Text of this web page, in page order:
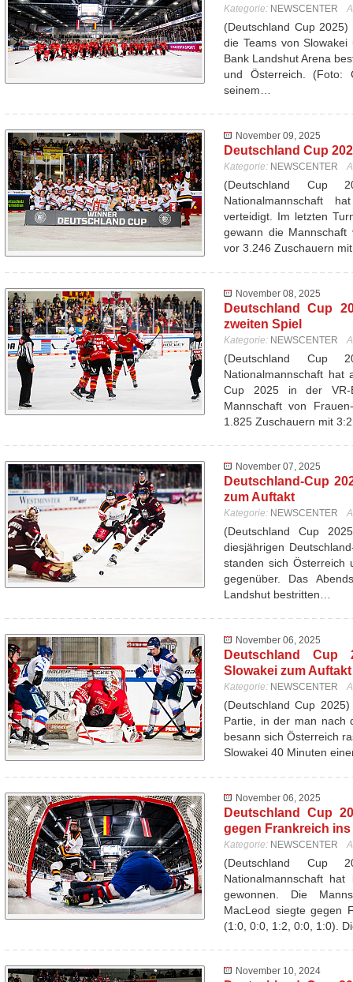
Kategorie: NEWSCENTER
(Deutschland Cup
die Teams von
Bank Landshut Arena
und Österreich. (Foto:
seinem…
November 09, 2025
Deutschland Cup
Kategorie: NEWSCENTER
(Deutschland Cup
Nationalmannschaft
verteidigt. Im letzten
gewann die Mannschaft
vor 3.246 Zuschauern
November 08, 2025
Deutschland Cup
zweiten Spiel
Kategorie: NEWSCENTER
(Deutschland Cup
Nationalmannschaft hat
Cup 2025 in der VR-
Mannschaft von
1.825 Zuschauern mit
November 07, 2025
Deutschland-Cup
zum Auftakt
Kategorie: NEWSCENTER
(Deutschland Cup
diesjährigen
standen sich Österreich
gegenüber. Das
Landshut bestritten…
November 06, 2025
Deutschland Cup
Slowakei zum
Kategorie: NEWSCENTER
(Deutschland Cup
Partie, in der man nach
besann sich Österreich
Slowakei 40 Minuten
November 06, 2025
Deutschland Cup
gegen Frankreich
Kategorie: NEWSCENTER
(Deutschland Cup
Nationalmannschaft
gewonnen. Die
MacLeod siegte gegen
(1:0, 0:0, 1:2, 0:0, 1:0).
November 10, 2024